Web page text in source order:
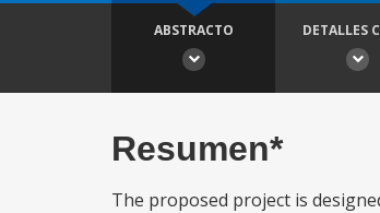
ABSTRACTO DETALLES
Resumen*
The proposed project is